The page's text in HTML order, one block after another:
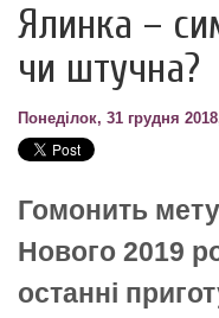
Ялинка –
чи штучна?
Понеділок, 31 грудня
Гомонить
Нового 2019
останні